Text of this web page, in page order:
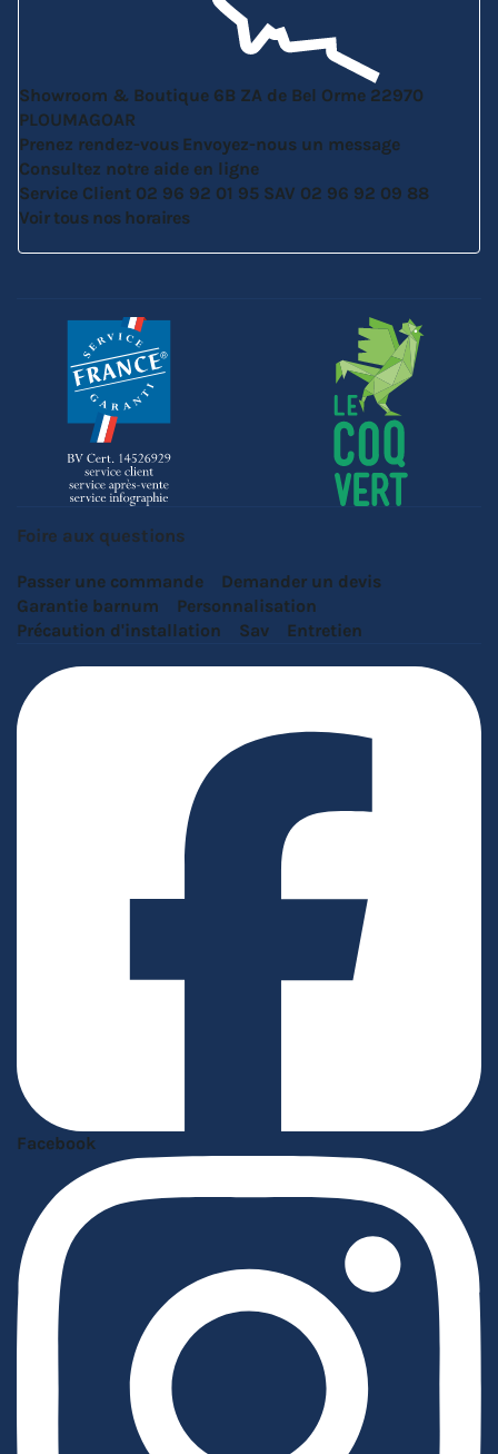
Showroom & Boutique 6B ZA de Bel Orme 22970
PLOUMAGOAR
Prenez rendez-vous Envoyez-nous un message
Consultez notre aide en ligne
Service Client 02 96 92 01 95 SAV 02 96 92 09 88
Voir tous nos horaires
Foire aux questions
Passer une commande
Demander un devis
Garantie barnum
Personnalisation
Précaution d'installation
Sav Entretien
Facebook